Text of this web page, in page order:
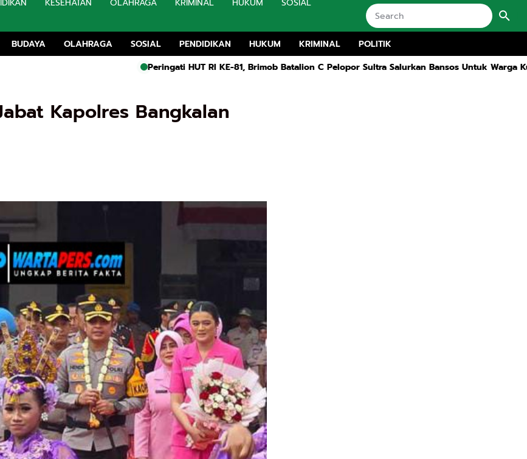
BUDAYA OLAHRAGA SOSIAL PENDIDIKAN HUKUM KRIMINAL
POLITIK
Peringati HUT RI KE-81, Brimob Batalion C Pelopor Sultra Salurkan Bansos Untuk Warga Kurang
Kapolres Bangkalan